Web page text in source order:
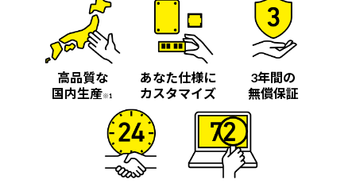
高品質な
国内生産※1
あなた仕様に
カスタマイズ
3年間の
無償保証